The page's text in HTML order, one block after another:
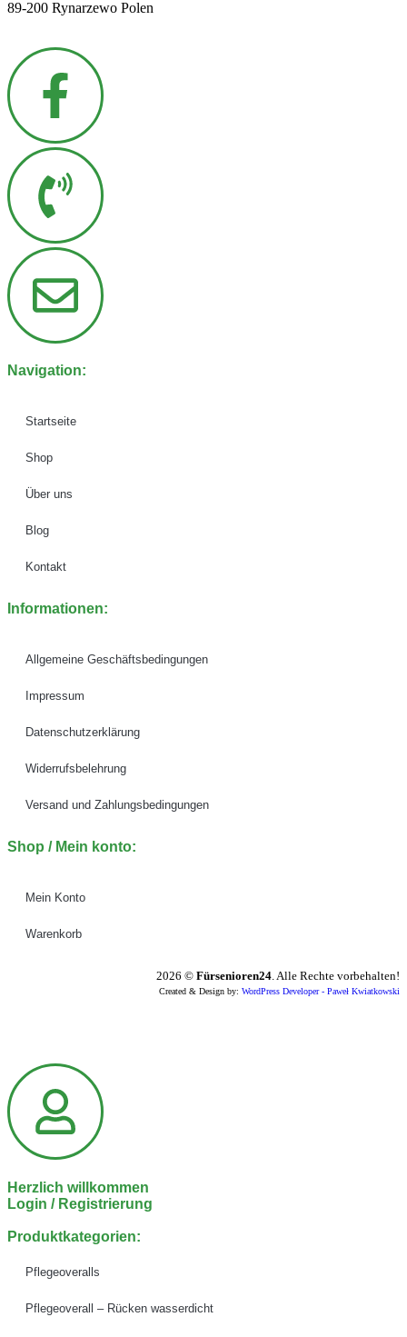
89-200 Rynarzewo Polen
Navigation:
Startseite
Shop
Über uns
Blog
Kontakt
Informationen:
Allgemeine Geschäftsbedingungen
Impressum
Datenschutzerklärung
Widerrufsbelehrung
Versand und Zahlungsbedingungen
Shop / Mein konto:
Mein Konto
Warenkorb
2026 © Fürsenioren24. Alle Rechte vorbehalten!
Created & Design by: WordPress Developer - Paweł Kwiatkowski
Herzlich willkommen
Login / Registrierung
Produktkategorien:
Pflegeoveralls
Pflegeoverall – Rücken wasserdicht